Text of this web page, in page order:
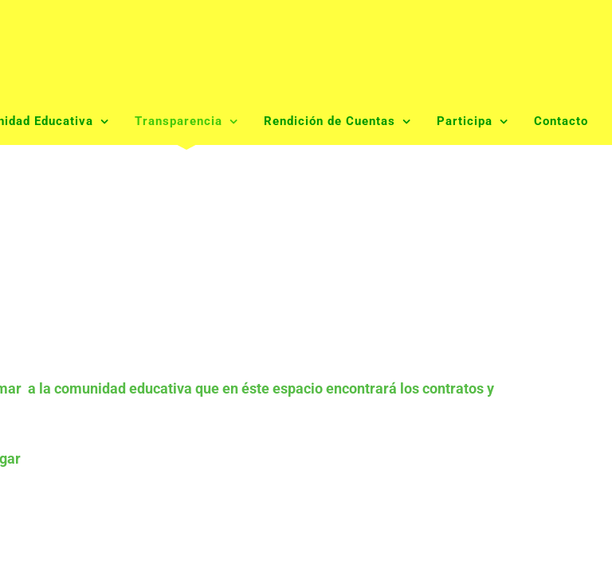
Educativa Transparencia Rendición de Cuentas Participa Contacto
a la comunidad educativa que en éste espacio encontrará los contratos y